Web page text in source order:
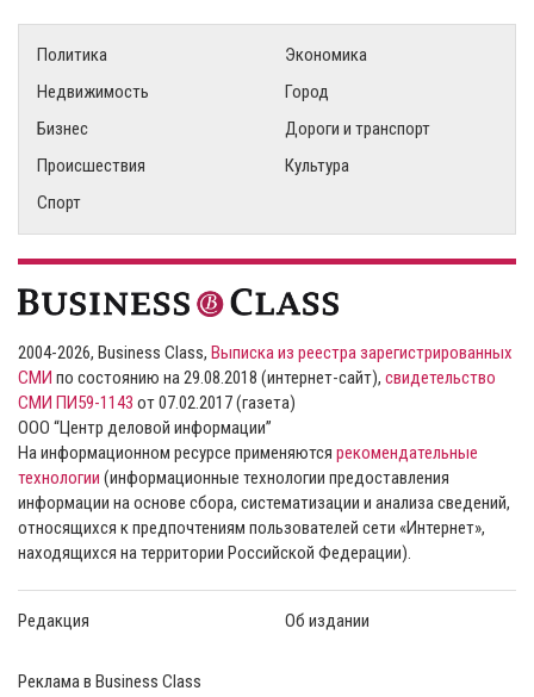
Политика
Экономика
Недвижимость
Город
Бизнес
Дороги и транспорт
Происшествия
Культура
Спорт
2004-2026, Business Class, Выписка из реестра зарегистрированных
СМИ по состоянию на 29.08.2018 (интернет-сайт), свидетельство
СМИ ПИ59-1143 от 07.02.2017 (газета)
ООО “Центр деловой информации”
На информационном ресурсе применяются рекомендательные
технологии (информационные технологии предоставления
информации на основе сбора, систематизации и анализа сведений,
относящихся к предпочтениям пользователей сети «Интернет»,
находящихся на территории Российской Федерации).
Редакция Об издании
Реклама в Business Class